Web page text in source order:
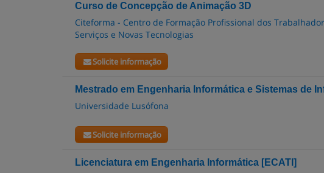
Curso de Concepção de Animação 3D
Citeforma - Centro de Formação Profissional dos
Serviços e Novas Tecnologias
Solicite informação
Mestrado em Engenharia Informática e Sistemas de
Universidade Lusófona
Solicite informação
Licenciatura em Engenharia Informática [ECATI]